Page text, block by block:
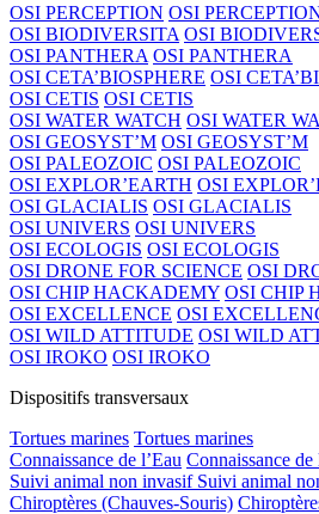
OSI PERCEPTION OSI
OSI BIODIVERSITA OSI
OSI PANTHERA OSI PANTHERA
OSI CETA’BIOSPHERE OSI
OSI CETIS OSI CETIS
OSI WATER WATCH OSI WATER
OSI GEOSYST’M OSI GEOSYST’M
OSI PALEOZOIC OSI PALEOZOIC
OSI EXPLOR’EARTH OSI
OSI GLACIALIS OSI GLACIALIS
OSI UNIVERS OSI UNIVERS
OSI ECOLOGIS OSI ECOLOGIS
OSI DRONE FOR SCIENCE OSI
OSI CHIP HACKADEMY OSI CHIP
OSI EXCELLENCE OSI
OSI WILD ATTITUDE OSI WILD
OSI IROKO OSI IROKO
Dispositifs transversaux
Tortues marines Tortues marines
Connaissance de l’Eau Connaissance de
Suivi animal non invasif Suivi animal
Chiroptères (Chauves-Souris)